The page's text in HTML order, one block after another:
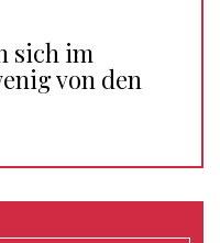
sich im
von den